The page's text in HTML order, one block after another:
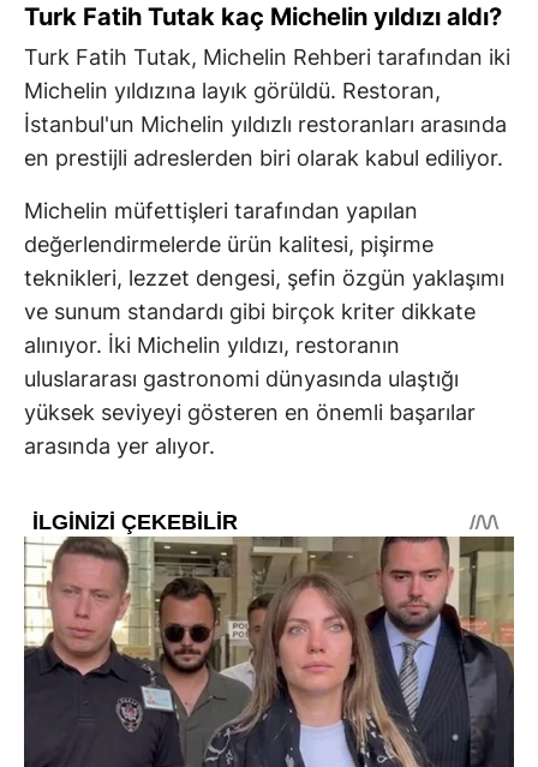
Turk Fatih Tutak kaç Michelin yıldızı aldı?
Turk Fatih Tutak, Michelin Rehberi tarafından iki
Michelin yıldızına layık görüldü. Restoran,
İstanbul'un Michelin yıldızlı restoranları arasında
en prestijli adreslerden biri olarak kabul ediliyor.
Michelin müfettişleri tarafından yapılan
değerlendirmelerde ürün kalitesi, pişirme
teknikleri, lezzet dengesi, şefin özgün yaklaşımı
ve sunum standardı gibi birçok kriter dikkate
alınıyor. İki Michelin yıldızı, restoranın
uluslararası gastronomi dünyasında ulaştığı
yüksek seviyeyi gösteren en önemli başarılar
arasında yer alıyor.